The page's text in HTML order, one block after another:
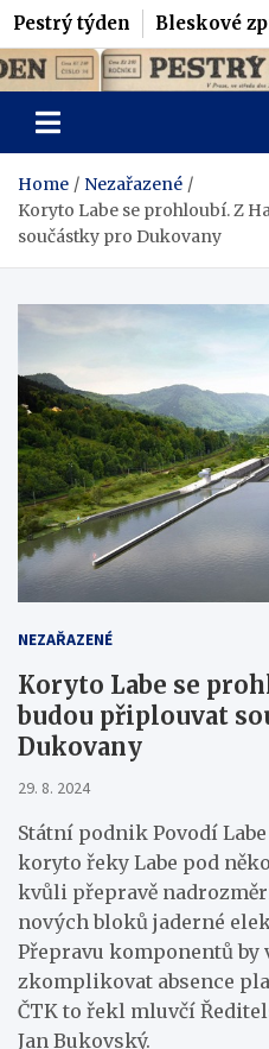
Pestrý týden Bleskové
Skip
to
content
Pestrý Týden
Home
Nezařazené
Koryto Labe se prohloubí. Z
součástky pro Dukovany
NEZAŘAZENÉ
Koryto Labe se
budou připlouvat
Dukovany
29. 8. 2024
Státní podnik Povodí
koryto řeky Labe pod
kvůli přepravě
nových bloků jaderné
Přepravu komponentů by
zkomplikovat absence
ČTK to řekl mluvčí
Jan Bukovský.